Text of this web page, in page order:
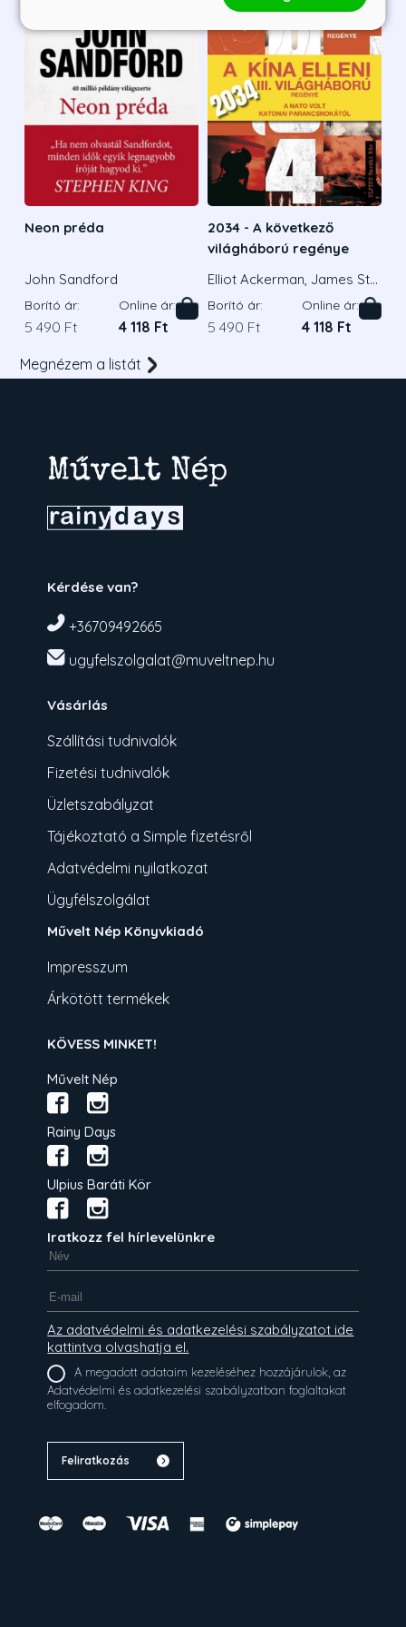
Neon préda
John Sandford
Borító ár:
5 490 Ft
Online ár:
4 118 Ft
2034 - A következő
világháború regénye
Elliot Ackerman, James Sta
Borító ár:
5 490 Ft
Online ár:
4 118 Ft
Megnézem a listát
Kérdése van?
+36709492665
ugyfelszolgalat@muveltnep.hu
Vásárlás
Szállítási tudnivalók
Fizetési tudnivalók
Üzletszabályzat
Tájékoztató a Simple fizetésről
Adatvédelmi nyilatkozat
Ügyfélszolgálat
Művelt Nép Könyvkiadó
Impresszum
Árkötött termékek
KÖVESS MINKET!
Művelt Nép
Rainy Days
Ulpius Baráti Kör
Iratkozz fel hírlevelünkre
Az adatvédelmi és adatkezelési szabályzatot ide
kattintva olvashatja el.
A megadott adataim kezeléséhez hozzájárulok, az
Adatvédelmi és adatkezelési szabályzatban foglaltakat
elfogadom.
Feliratkozás